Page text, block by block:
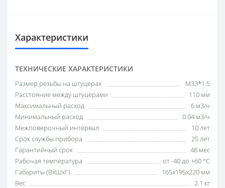
Характеристики
ТЕХНИЧЕСКИЕ ХАРАКТЕРИСТИКИ
Размер резьбы на штуцерах
М33*1.5
Расстояние между штуцерами
110 мм
Максимальный расход
6 м3/ч
Минимальный расход
0.04 м3/ч
Межповерочный интервал
10 лет
Срок службы прибора
25 лет
Гарантийный срок
48 мес
Рабочая температура
от -40 до +60 °С
Габариты (ВхШхГ)
165x195x220 мм
Вес
2.1 кг